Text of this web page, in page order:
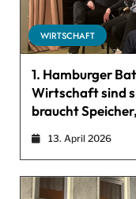
WIRTSCHAFT
1. Hamburger
Wirtschaft sind
braucht
13. April 2026